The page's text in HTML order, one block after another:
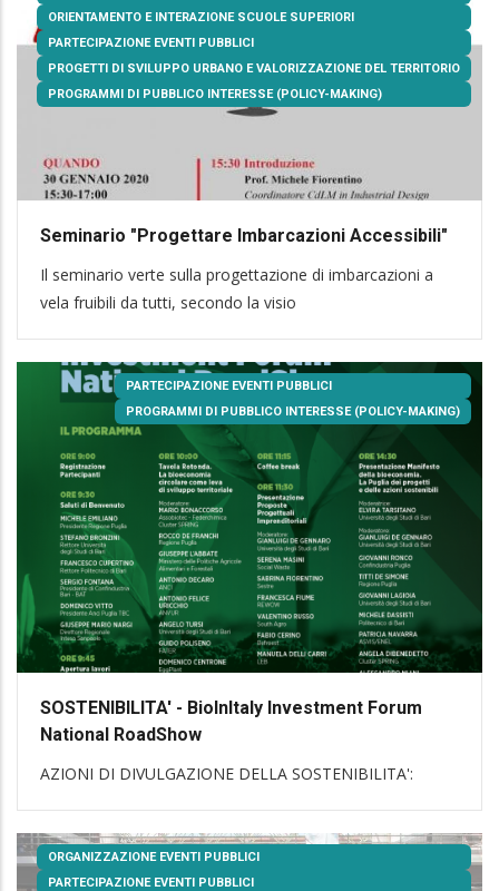
ORIENTAMENTO E INTERAZIONE SCUOLE SUPERIORI
PARTECIPAZIONE EVENTI PUBBLICI
PROGETTI DI SVILUPPO URBANO E VALORIZZAZIONE DEL TERRITORIO
PROGRAMMI DI PUBBLICO INTERESSE (POLICY-MAKING)
Seminario "Progettare Imbarcazioni Accessibili"
Il seminario verte sulla progettazione di imbarcazioni a
vela fruibili da tutti, secondo la visio
PARTECIPAZIONE EVENTI PUBBLICI
PROGRAMMI DI PUBBLICO INTERESSE (POLICY-MAKING)
SOSTENIBILITA' - BioInItaly Investment Forum
National RoadShow
AZIONI DI DIVULGAZIONE DELLA SOSTENIBILITA':
ORGANIZZAZIONE EVENTI PUBBLICI
PARTECIPAZIONE EVENTI PUBBLICI